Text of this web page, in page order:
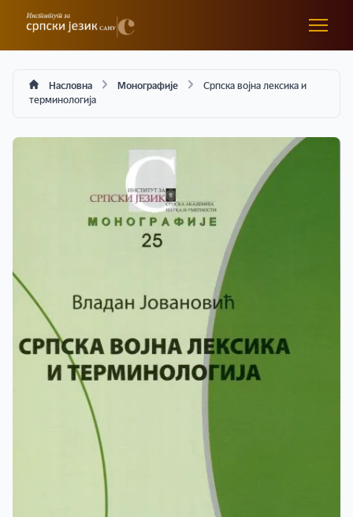
Насловна Монографије
Српска војна лексика и
терминологија